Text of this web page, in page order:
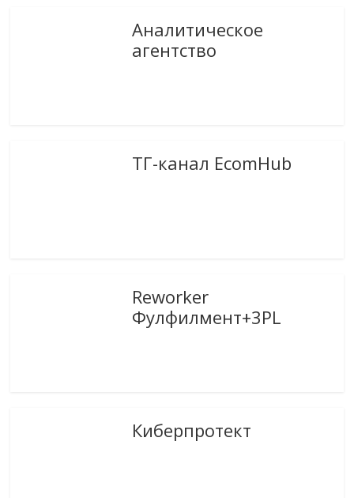
Аналитическое
агентство
ТГ-канал EcomHub
Reworker
Фулфилмент+3PL
Киберпротект